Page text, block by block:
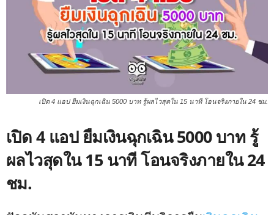
เปิด 4 แอป ยืมเงินฉุกเฉิน 5000 บาท รู้ผลไวสุดใน 15 นาที โอนจริงภายใน 24 ชม.
เปิด 4 แอป ยืมเงินฉุกเฉิน 5000 บาท รู้
ผลไวสุดใน 15 นาที โอนจริงภายใน 24
ชม.